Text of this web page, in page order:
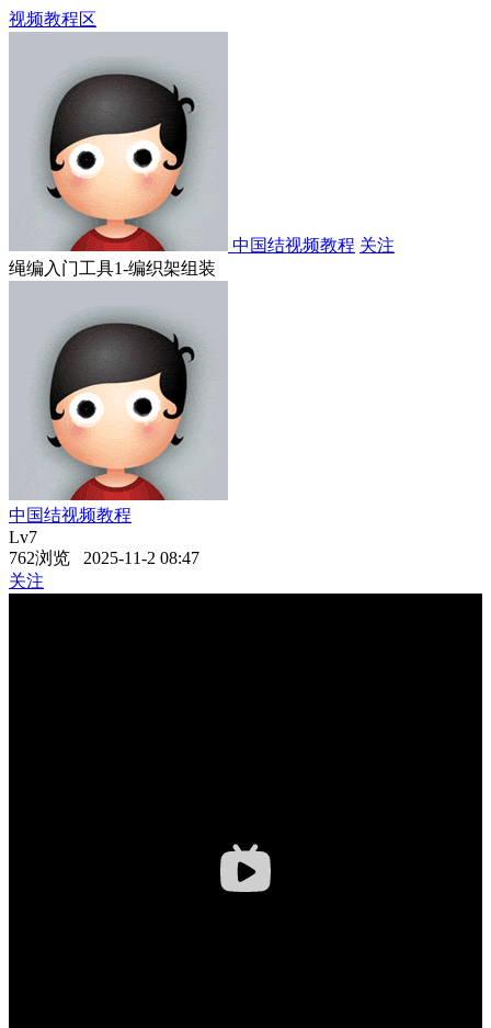
视频教程区
中国结视频教程 关注
绳编入门工具1-编织架组装
中国结视频教程
Lv7
762浏览 2025-11-2 08:47
关注